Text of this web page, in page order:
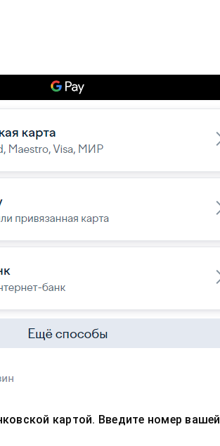
картой. Введите номер